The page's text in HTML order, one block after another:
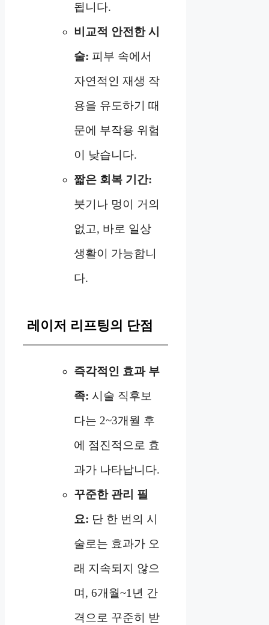
됩니다.
비교적 안전한 시
술: 피부 속에서
자연적인 재생 작
용을 유도하기 때
문에 부작용 위험
이 낮습니다.
짧은 회복 기간:
붓기나 멍이 거의
없고, 바로 일상
생활이 가능합니
다.
레이저 리프팅의 단점
즉각적인 효과 부
족: 시술 직후보
다는 2~3개월 후
에 점진적으로 효
과가 나타납니다.
꾸준한 관리 필
요: 단 한 번의 시
술로는 효과가 오
래 지속되지 않으
며, 6개월~1년 간
격으로 꾸준히 받